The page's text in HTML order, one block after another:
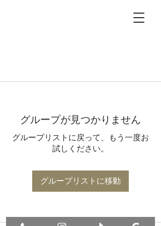
グループが見つかりません
グループリストに戻って、もう一度お
試しください。
グループリストに移動